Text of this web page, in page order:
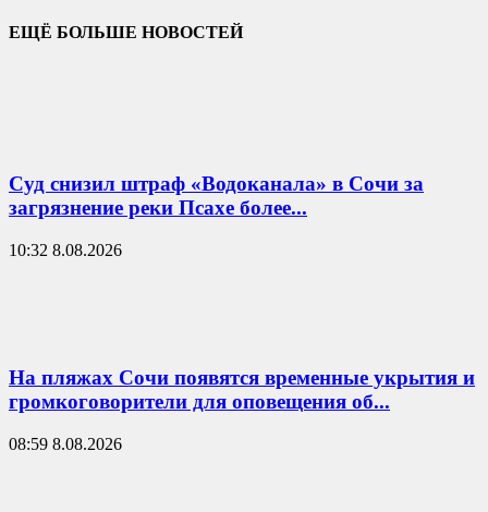
ЕЩЁ БОЛЬШЕ НОВОСТЕЙ
Суд снизил штраф «Водоканала» в Сочи за
загрязнение реки Псахе более...
10:32 8.08.2026
На пляжах Сочи появятся временные укрытия и
громкоговорители для оповещения об...
08:59 8.08.2026